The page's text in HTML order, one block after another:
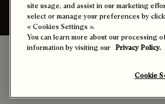
Plan du Site
site usage, and assist in our marketing
select or manage your preferences by
« Cookies Settings ».
You can learn more about our processing
information by visiting our Privacy Policy.
Cookie